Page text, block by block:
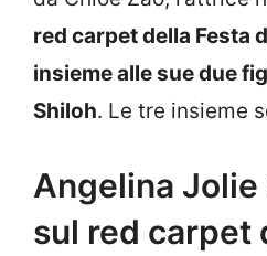
red carpet della Festa
insieme alle sue due
Shiloh. Le tre insieme
Angelina
sul red carpet